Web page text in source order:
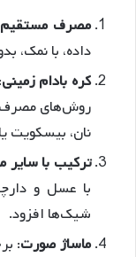
مصرف مستقیم
داده، با نمک،
کره بادامزمینی
روش‌های مصرف
نان، بیسکویت
ترکیب با سایر
با عسل و
شیک‌ها افزود.
ماساژصورت: